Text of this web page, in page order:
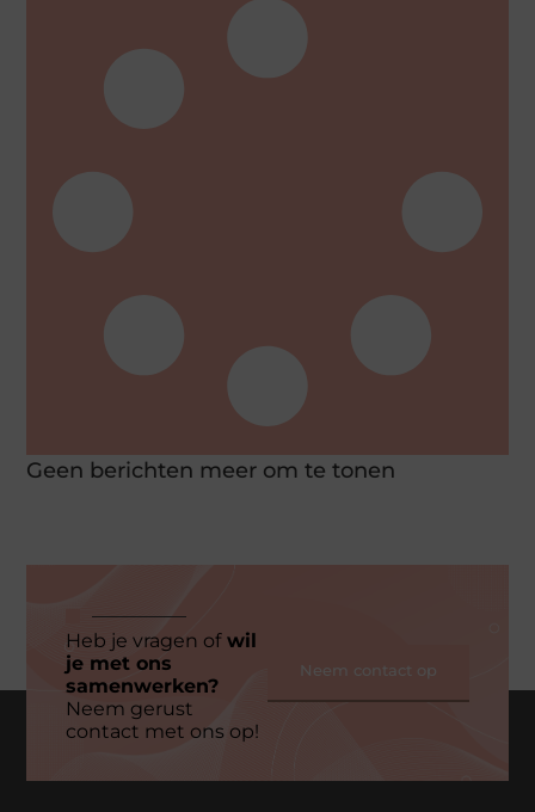
Geen berichten meer om te tonen
Heb je vragen ofwil
je met ons
samenwerken?
Neem gerust
contact met ons op!
Neem contact op